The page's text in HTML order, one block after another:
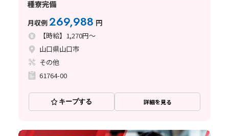
種寮完備
月収例269,988 円
【時給】1,270円～
山口県山口市
その他
61764-00
キープする 詳細を見る